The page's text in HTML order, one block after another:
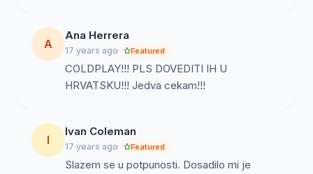
A
Ana Herrera
17 years ago Featured
COLDPLAY!!! PLS DOVEDITI IH U
HRVATSKU!!! Jedva cekam!!!
I
Ivan Coleman
17 years ago Featured
Slazem se u potpunosti. Dosadilo mi je